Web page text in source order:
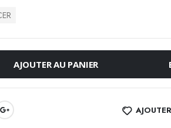
AJOUTER AU PANIER